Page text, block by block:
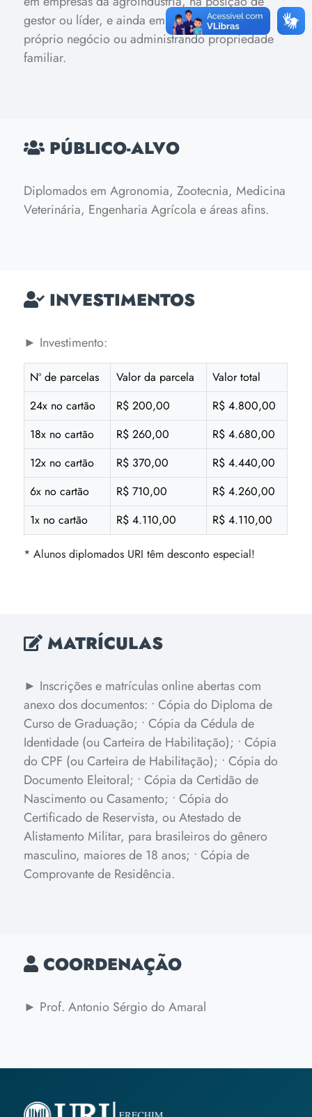
gestor ou líder, e ainda empreendendo seu
próprio negócio ou administrando propriedade
familiar.
PÚBLICO-ALVO
Diplomados em Agronomia, Zootecnia, Medicina
Veterinária, Engenharia Agrícola e áreas afins.
INVESTIMENTOS
► Investimento:
Nº de parcelas Valor da parcela
Valor total
24x no cartão
R$ 200,00
R$ 4.800,00
18x no cartão
R$ 260,00
R$ 4.680,00
12x no cartão
R$ 370,00
R$ 4.440,00
6x no cartão
R$ 710,00
R$ 4.260,00
1x no cartão
R$ 4.110,00 R$ 4.110,00
* Alunos diplomados URI têm desconto especial!
MATRÍCULAS
► Inscrições e matrículas online abertas com
anexo dos documentos: • Cópia do Diploma de
Curso de Graduação; • Cópia da Cédula de
Identidade (ou Carteira de Habilitação); • Cópia
do CPF (ou Carteira de Habilitação); • Cópia do
Documento Eleitoral; • Cópia da Certidão de
Nascimento ou Casamento; • Cópia do
Certificado de Reservista, ou Atestado de
Alistamento Militar, para brasileiros do gênero
masculino, maiores de 18 anos; • Cópia de
Comprovante de Residência.
COORDENAÇÃO
► Prof. Antonio Sérgio do Amaral